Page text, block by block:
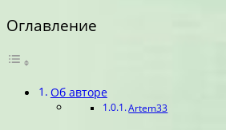
Оглавление
Об авторе
Artem33